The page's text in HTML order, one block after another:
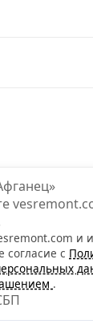
и
согласие с
.